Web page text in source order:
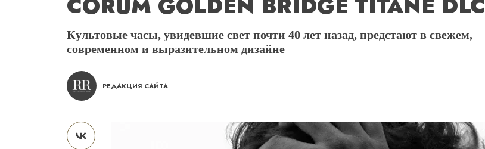
Культовые часы, увидевшие свет почти 40 лет назад, предстают в свежем,
современном и выразительном дизайне
РЕДАКЦИЯ САЙТА